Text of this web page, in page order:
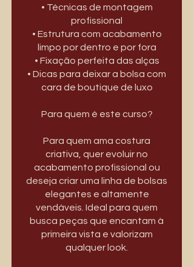
• Técnicas de montagem
profissional
• Estrutura com acabamento
limpo por dentro e por fora
• Fixação perfeita das alças
• Dicas para deixar a bolsa com
cara de boutique de luxo
Para quem é este curso?
Para quem ama costura
criativa, quer evoluir no
acabamento profissional ou
deseja criar uma linha de bolsas
elegantes e altamente
vendáveis. Ideal para quem
busca peças que encantam à
primeira vista e valorizam
qualquer look.